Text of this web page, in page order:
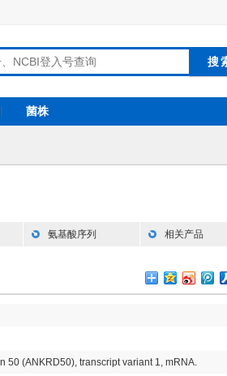
菌株
氨基酸序列 相关产品
50 (ANKRD50), transcript variant 1, mRNA.